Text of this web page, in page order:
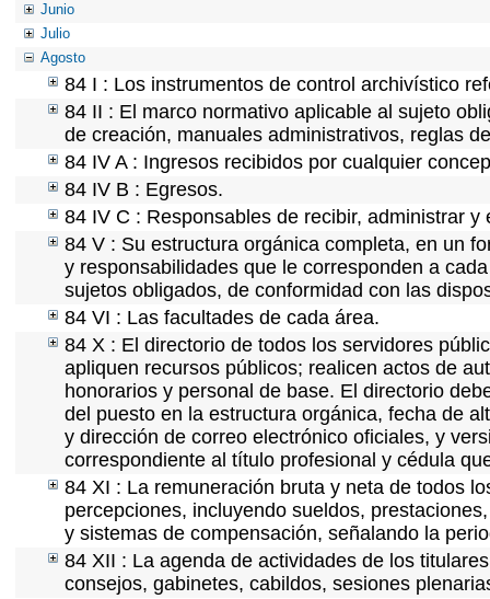
Junio
Julio
Agosto
84 I : Los instrumentos de control archivístico
84 II : El marco normativo aplicable al sujeto
de creación, manuales administrativos, reglas
84 IV A : Ingresos recibidos por cualquier
84 IV B : Egresos.
84 IV C : Responsables de recibir, administrar y
84 V : Su estructura orgánica completa, en un
y responsabilidades que le corresponden a
sujetos obligados, de conformidad con las
84 VI : Las facultades de cada área.
84 X : El directorio de todos los servidores
apliquen recursos públicos; realicen actos de
honorarios y personal de base. El directorio
del puesto en la estructura orgánica, fecha de
y dirección de correo electrónico oficiales, y
correspondiente al título profesional y cédula
84 XI : La remuneración bruta y neta de todos
percepciones, incluyendo sueldos,
y sistemas de compensación, señalando la
84 XII : La agenda de actividades de los
consejos, gabinetes, cabildos, sesiones